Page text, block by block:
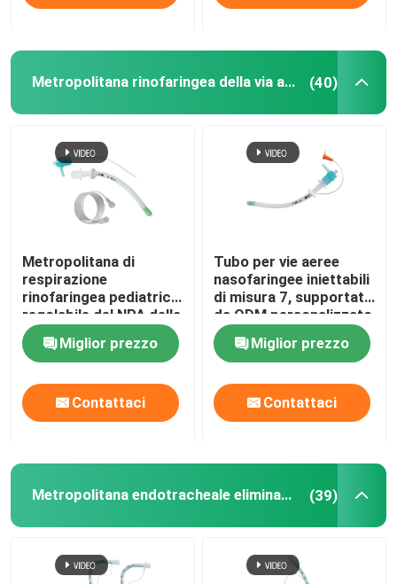
Metropolitana rinofaringea della via aerea (40)
Metropolitana di
respirazione
rinofaringea pediatrica
regolabile del NPA della
via aerea con la punta
morbidaMiglior prezzo
Contattaci
Tubo per vie aeree
nasofaringee iniettabili
di misura 7, supportato
da ODM personalizzato
Miglior prezzo
Contattaci
Metropolitana endotracheale eliminabile (39)